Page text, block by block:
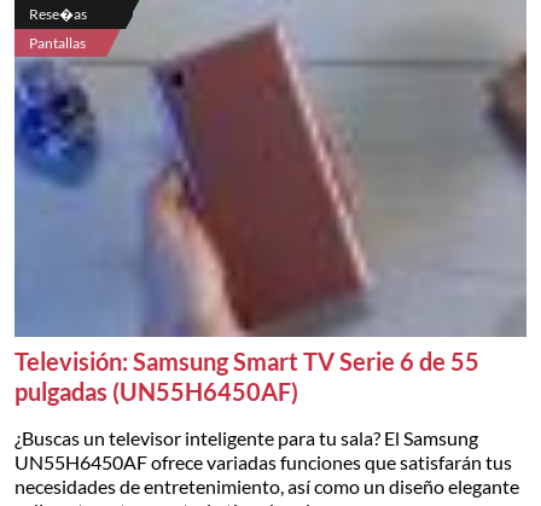
Rese�as
Pantallas
Televisión: Samsung Smart TV Serie 6 de 55
pulgadas (UN55H6450AF)
¿Buscas un televisor inteligente para tu sala? El Samsung
UN55H6450AF ofrece variadas funciones que satisfarán tus
necesidades de entretenimiento, así como un diseño elegante